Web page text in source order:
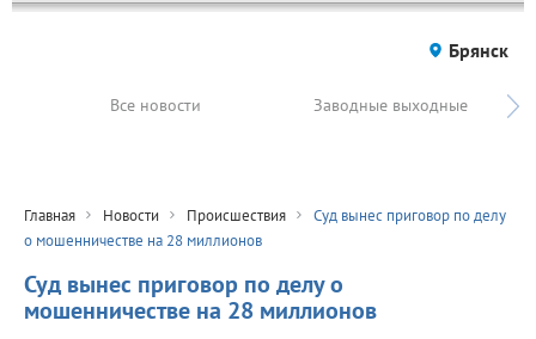
Брянск
Все новости Заводные выходные
Главная Новости Происшествия
Суд вынес приговор по делу
о мошенничестве на 28 миллионов
Суд вынес приговор по делу о
мошенничестве на 28 миллионов